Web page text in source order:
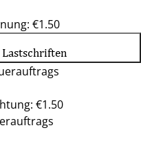
€1.50
Lastschriften
€1.50